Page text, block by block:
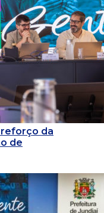
reforço da
de